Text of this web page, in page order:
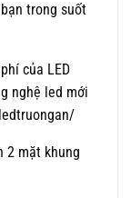
trong suốt
của LED
nghệ led mới
2 mặt khung